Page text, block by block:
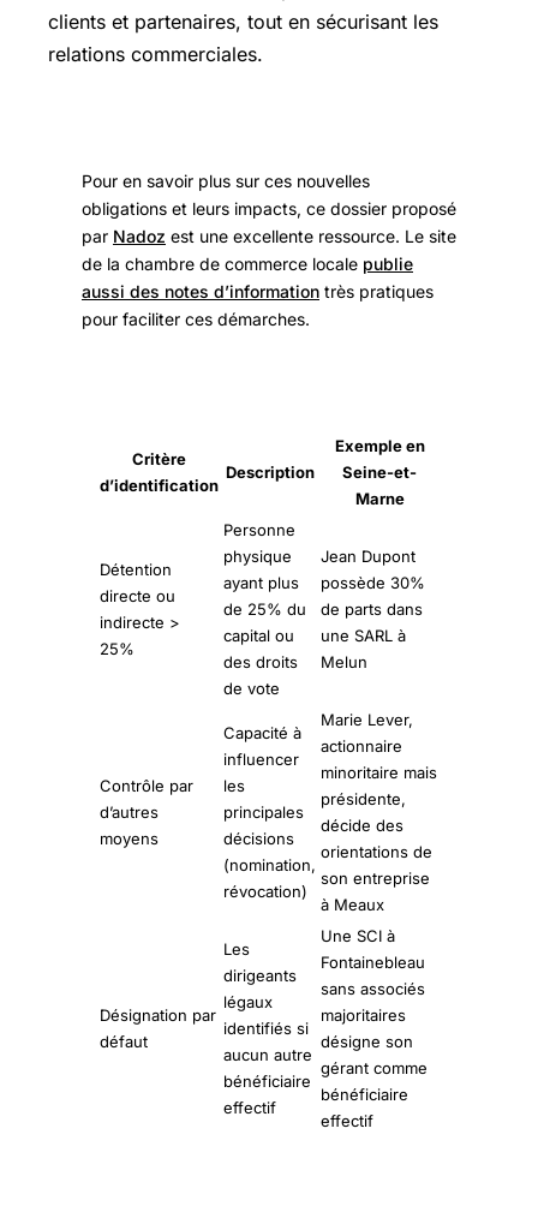
clients et partenaires, tout en sécurisant les
relations commerciales.
Pour en savoir plus sur ces nouvelles
obligations et leurs impacts, ce dossier proposé
par Nadoz est une excellente ressource. Le site
de la chambre de commerce locale publie
aussi des notes d’information très pratiques
pour faciliter ces démarches.
Critère
d’identification
Description
Exemple en
Seine-et-
Marne
Détention
directe ou
indirecte >
25%
Personne
physique
ayant plus
de 25% du
capital ou
des droits
de vote
Jean Dupont
possède 30%
de parts dans
une SARL à
Melun
Contrôle par
d’autres
moyens
Capacité à
influencer
les
principales
décisions
(nomination,
révocation)
Marie Lever,
actionnaire
minoritaire mais
présidente,
décide des
orientations de
son entreprise
à Meaux
Désignation par
défaut
Les
dirigeants
légaux
identifiés si
aucun autre
bénéficiaire
effectif
Une SCI à
Fontainebleau
sans associés
majoritaires
désigne son
gérant comme
bénéficiaire
effectif